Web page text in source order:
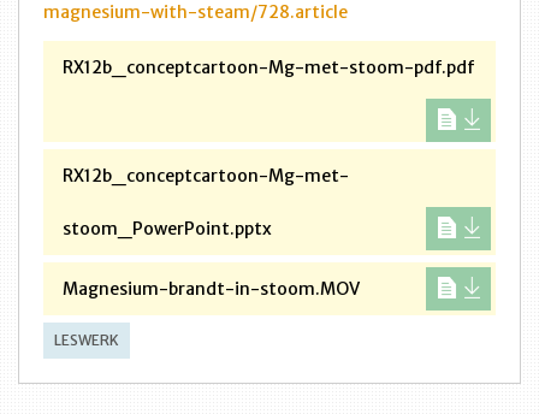
magnesium-with-steam/728.article
RX12b_conceptcartoon-Mg-met-stoom-pdf.pdf
RX12b_conceptcartoon-Mg-met-
stoom_PowerPoint.pptx
Magnesium-brandt-in-stoom.MOV
LESWERK